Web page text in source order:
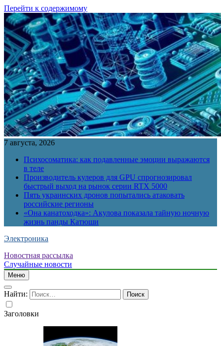
Перейти к содержимому
7 августа, 2026
Психосоматика: как подавленные эмоции выражаются
в теле
Производитель кулеров для GPU спрогнозировал
быстрый выход на рынок серии RTX 5000
Пять украинских дронов попытались атаковать
российские регионы
«Она канатоходка»: Акулова показала тайную ночную
жизнь панды Катюши
Электроника
Новостная рассылка
Случайные новости
Меню
Найти:
Заголовки